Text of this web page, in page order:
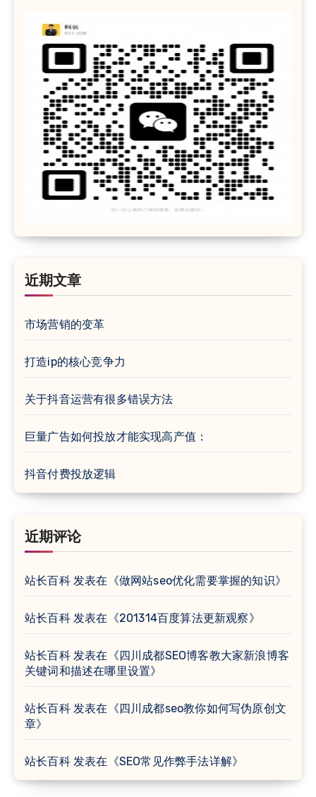
近期文章
市场营销的变革
打造ip的核心竞争力
关于抖音运营有很多错误方法
巨量广告如何投放才能实现高产值：
抖音付费投放逻辑
近期评论
站长百科发表在《做网站seo优化需要掌握的知识》
站长百科发表在《201314百度算法更新观察》
站长百科发表在《四川成都SEO博客教大家新浪博客
关键词和描述在哪里设置》
站长百科发表在《四川成都seo教你如何写伪原创文
章》
站长百科发表在《SEO常见作弊手法详解》